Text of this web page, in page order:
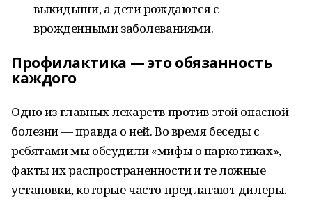
выкидыши, а дети рождаются с
врожденными заболеваниями.
Профилактика — это обязанность
каждого
Одно из главных лекарств против этой опасной
болезни — правда о ней. Во время беседы с
ребятами мы обсудили «мифы о наркотиках»,
факты их распространенности и те ложные
установки, которые часто предлагают дилеры.